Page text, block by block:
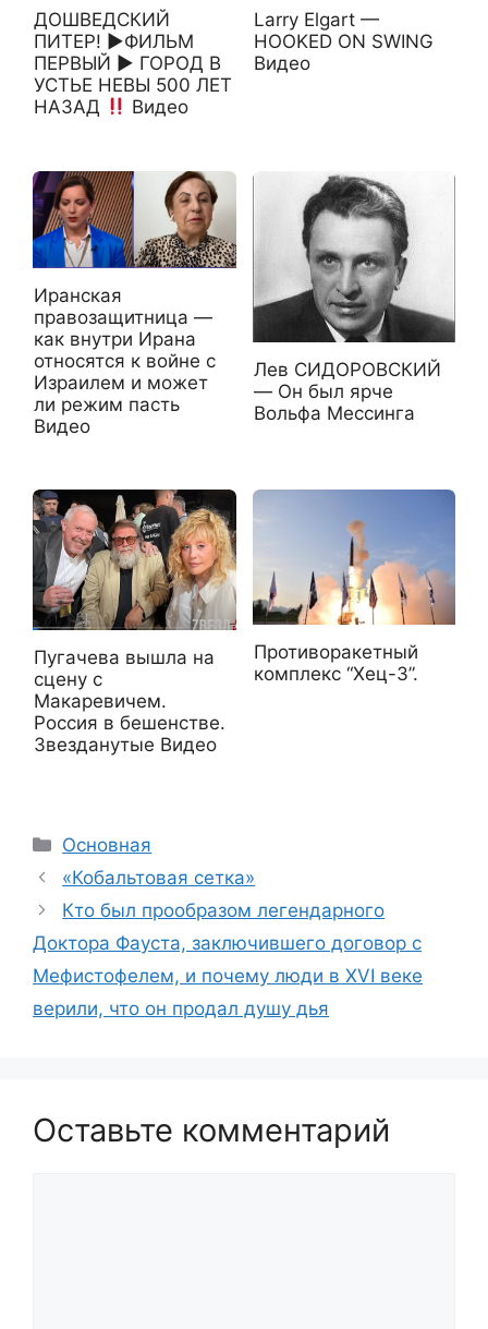
ДОШВЕДСКИЙ
ПИТЕР! ►ФИЛЬМ
ПЕРВЫЙ ► ГОРОД В
УСТЬЕ НЕВЫ 500 ЛЕТ
НАЗАД
Видео
Larry Elgart —
HOOKED ON SWING
Видео
Иранская
правозащитница —
как внутри Ирана
относятся к войне с
Израилем и может
ли режим пасть
Видео
Лев СИДОРОВСКИЙ
— Он был ярче
Вольфа Мессинга
Пугачева вышла на
сцену с
Макаревичем.
Россия в бешенстве.
Звезданутые Видео
Противоракетный
комплекс “Хец-3”.
Рубрики
Основная
«Кобальтовая сетка»
Кто был прообразом легендарного
Доктора Фауста, заключившего договор с
Мефистофелем, и почему люди в XVI веке
верили, что он продал душу дья
Оставьте комментарий